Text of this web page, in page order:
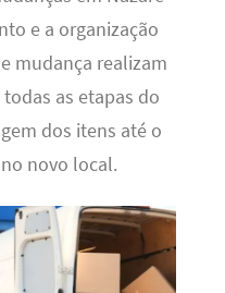
e a organização
mudança realizam
as etapas do
dos itens até o
novo local.